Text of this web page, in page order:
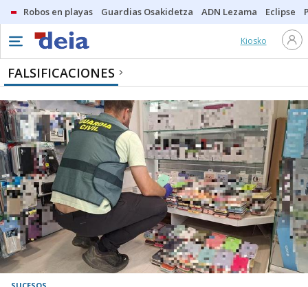
Robos en playas Guardias Osakidetza ADN Lezama Eclipse
Kiosko
FALSIFICACIONES